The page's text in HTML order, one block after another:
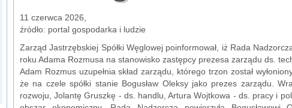
11 czerwca 2026,
źródło: portal gospodarka i ludzie
Zarząd Jastrzębskiej Spółki Węglowej poinformował, iż Rada
roku Adama Rozmusa na stanowisko zastępcy prezesa zarządu ds.
Adam Rozmus uzupełnia skład zarządu, którego trzon został
że na czele spółki stanie Bogusław Oleksy jako prezes zarządu.
rozwoju, Jolantę Gruszkę - ds. handlu, Artura Wojtkowa - ds. pracy i